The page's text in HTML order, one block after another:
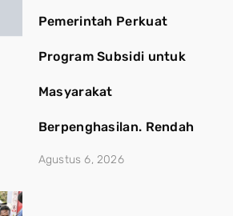
Pemerintah Perkuat
Program Subsidi untuk
Masyarakat
Berpenghasilan. Rendah
Agustus 6, 2026